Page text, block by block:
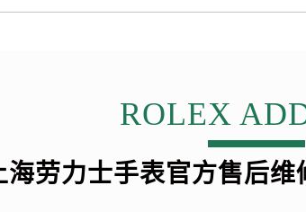
ROLEX
海劳力士手表官方售后